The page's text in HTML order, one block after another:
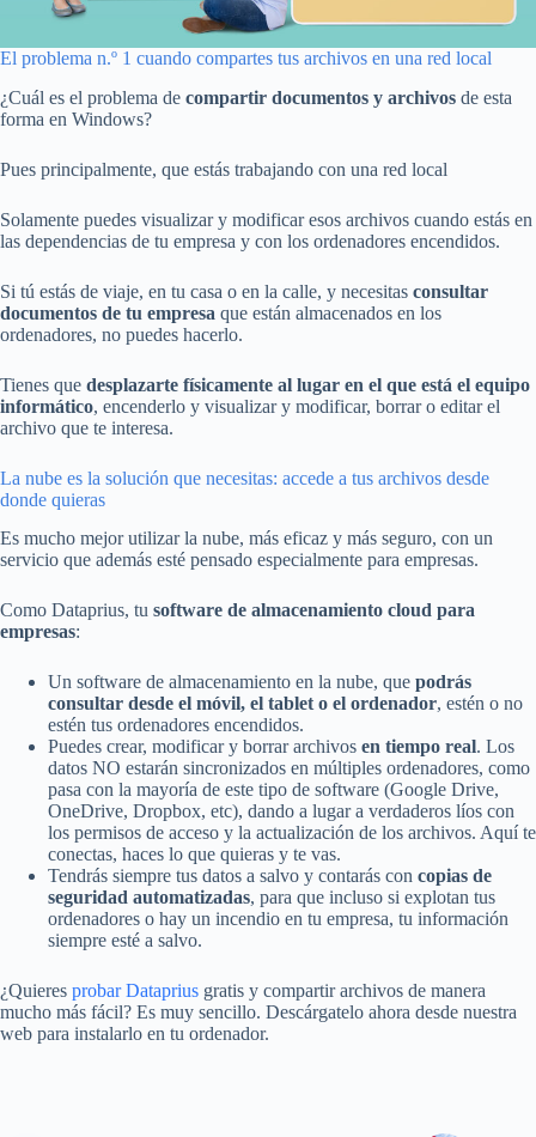
El problema n.º 1 cuando compartes tus archivos en una red local
¿Cuál es el problema de compartir documentos y archivos de esta
forma en Windows?
Pues principalmente, que estás trabajando con una red local
Solamente puedes visualizar y modificar esos archivos cuando estás en
las dependencias de tu empresa y con los ordenadores encendidos.
Si tú estás de viaje, en tu casa o en la calle, y necesitas consultar
documentos de tu empresa que están almacenados en los
ordenadores, no puedes hacerlo.
Tienes que desplazarte físicamente al lugar en el que está el equipo
informático, encenderlo y visualizar y modificar, borrar o editar el
archivo que te interesa.
La nube es la solución que necesitas: accede a tus archivos desde
donde quieras
Es mucho mejor utilizar la nube, más eficaz y más seguro, con un
servicio que además esté pensado especialmente para empresas.
Como Dataprius, tu software de almacenamiento cloud para
empresas:
Un software de almacenamiento en la nube, que podrás
consultar desde el móvil, el tablet o el ordenador, estén o no
estén tus ordenadores encendidos.
Puedes crear, modificar y borrar archivos en tiempo real. Los
datos NO estarán sincronizados en múltiples ordenadores, como
pasa con la mayoría de este tipo de software (Google Drive,
OneDrive, Dropbox, etc), dando a lugar a verdaderos líos con
los permisos de acceso y la actualización de los archivos. Aquí te
conectas, haces lo que quieras y te vas.
Tendrás siempre tus datos a salvo y contarás con copias de
seguridad automatizadas, para que incluso si explotan tus
ordenadores o hay un incendio en tu empresa, tu información
siempre esté a salvo.
¿Quieres probar Dataprius gratis y compartir archivos de manera
mucho más fácil? Es muy sencillo. Descárgatelo ahora desde nuestra
web para instalarlo en tu ordenador.